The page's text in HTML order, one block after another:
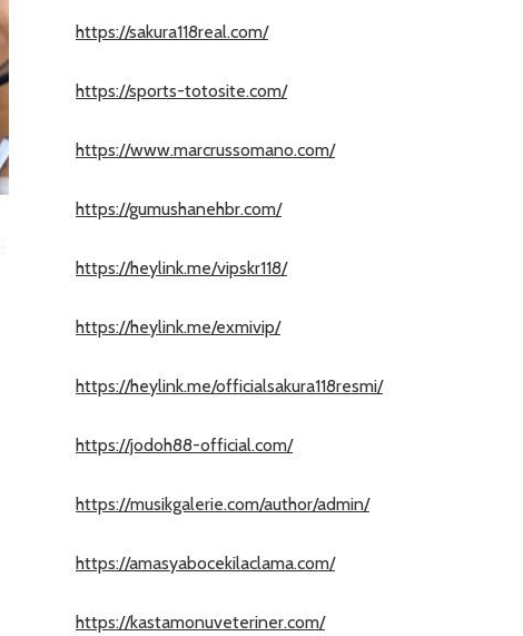
https://sakura118real.com/
https://sports-totosite.com/
https://www.marcrussomano.com/
https://gumushanehbr.com/
https://heylink.me/vipskr118/
https://heylink.me/exmivip/
https://heylink.me/officialsakura118resmi/
https://jodoh88-official.com/
https://musikgalerie.com/author/admin/
https://amasyabocekilaclama.com/
https://kastamonuveteriner.com/